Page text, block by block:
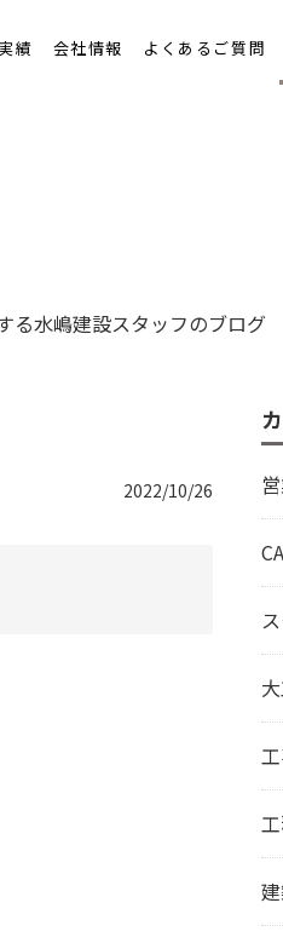
績 会社情報 よくあるご質問
る水嶋建設スタッフのブログ
2022/10/26